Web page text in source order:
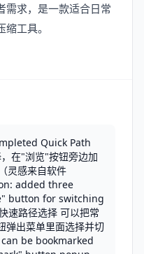
需求，是一款适合日常
工具。
Quick Path
在"浏览"按钮旁边加
灵感来自软件
added three
button for switching
路径选择 可以把常
弹出菜单里面选择并切
be bookmarked